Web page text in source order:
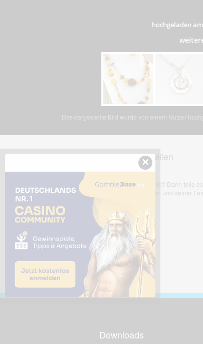
hochgeladen
Das dargestellte Bild wurde von einem Nutzer
Dieses Bild teilen
Dir gefällt dieses Bild? Dann teile es
mit deinen Freunden und deiner
Downloads
×